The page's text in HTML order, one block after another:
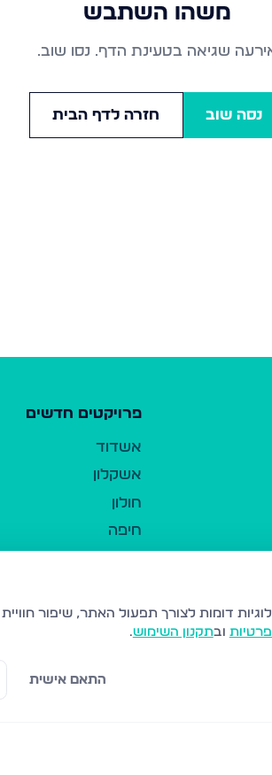
משהו השתבש
שגיאה בטעינת הדף. נסו שוב.
נסה שוב חזרה לדף הבית
פרויקטים חדשים
אשדוד
אשקלון
חולון
חיפה
נהריה
עמנואל
ובתקנון השימוש.
התאם אישית